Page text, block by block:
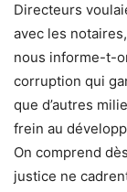
Directeurs
avec les
nous informe-t-
corruption qui
que d’autres
frein au
On comprend
justice ne